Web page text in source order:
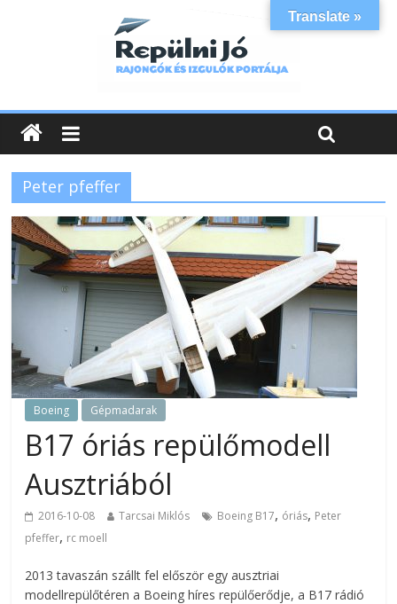
Peter pfeffer
Boeing Gépmadarak
B17 óriás repülőmodell
Ausztriából
2016-10-08 Tarcsai Miklós Boeing B17, óriás, Peter
pfeffer, rc moell
2013 tavaszán szállt fel először egy ausztriai
modellrepülőtéren a Boeing híres repülőerődje, a B17 rádió
Translate »